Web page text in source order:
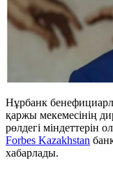
Нұрбанк
қаржы мекемесінің
рөлдегі міндеттерін
Forbes Kazakhstan
хабарлады.